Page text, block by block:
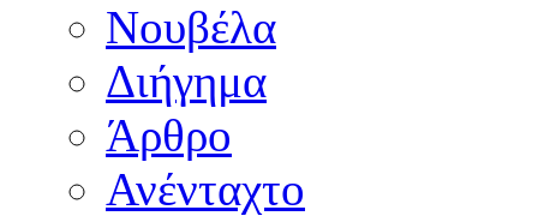
Νουβέλα
Διήγημα
Άρθρο
Ανένταχτο